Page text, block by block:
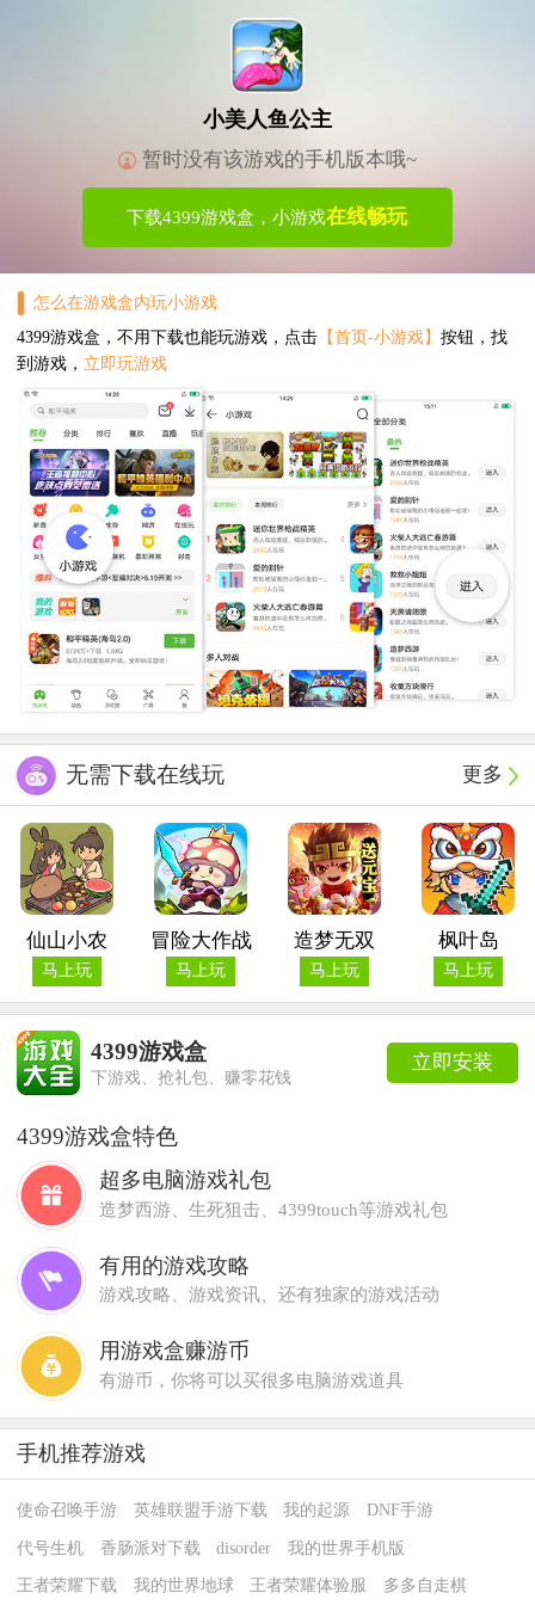
小美人鱼公主
暂时没有该游戏的手机版本哦~
下载4399游戏盒，小游戏在线畅玩
怎么在游戏盒内玩小游戏
4399游戏盒，不用下载也能玩游戏，点击【首页-小游戏】 按钮，找
到游戏， 立即玩游戏
更多
无需下载在线玩
仙山小农
马上玩
冒险大作战
马上玩
造梦无双
马上玩
枫叶岛
马上玩
立即安装
4399游戏盒
下游戏、抢礼包、赚零花钱
4399游戏盒特色
超多电脑游戏礼包
造梦西游、生死狙击、4399touch等游戏礼包
有用的游戏攻略
游戏攻略、游戏资讯、还有独家的游戏活动
用游戏盒赚游币
有游币，你将可以买很多电脑游戏道具
手机推荐游戏
使命召唤手游 英雄联盟手游下载 我的起源 DNF手游
代号生机 香肠派对下载 disorder 我的世界手机版
王者荣耀下载 我的世界地球 王者荣耀体验服 多多自走棋